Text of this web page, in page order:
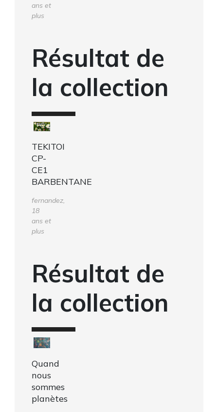
ans et
plus
Résultat de
la collection
TEKITOI
CP-
CE1
BARBENTANE
fernandez,
18
ans et
plus
Résultat de
la collection
Quand
nous
sommes
planètes